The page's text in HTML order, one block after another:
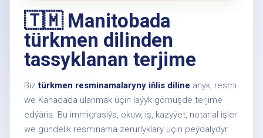
🇹🇲 Manitobada
türkmen dilinden
tassyklanan terjime
Biztürkmen resminamalaryny iňlis diline anyk, resmi
we Kanadada ulanmak üçin laýyk görnüşde terjime
edýäris. Bu immigrasiýa, okuw, iş, kazyýet, notarial işler
we gündelik resminama zerurlyklary üçin peýdalydyr.